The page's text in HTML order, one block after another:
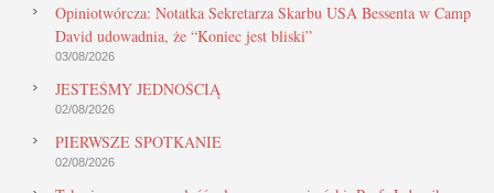
Opiniotwórcza: Notatka Sekretarza Skarbu USA Bessenta w Camp
David udowadnia, że “Koniec jest bliski”
03/08/2026
JESTEŚMY JEDNOŚCIĄ
02/08/2026
PIERWSZE SPOTKANIE
02/08/2026